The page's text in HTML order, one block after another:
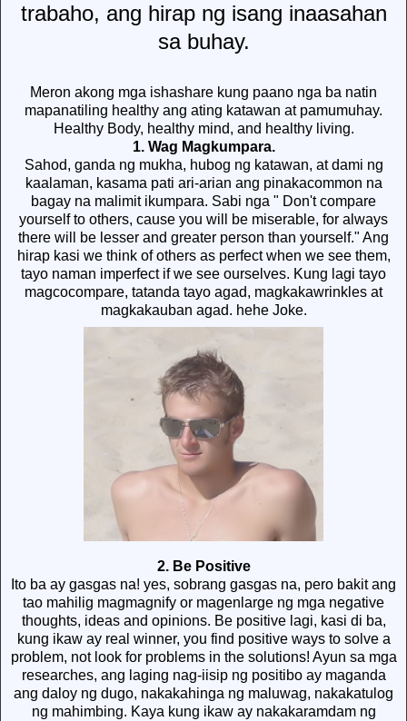
trabaho, ang hirap ng isang inaasahan
sa buhay.
Meron akong mga ishashare kung paano nga ba natin
mapanatiling healthy ang ating katawan at pamumuhay.
Healthy Body, healthy mind, and healthy living.
1. Wag Magkumpara.
Sahod, ganda ng mukha, hubog ng katawan, at dami ng
kaalaman, kasama pati ari-arian ang pinakacommon na
bagay na malimit ikumpara. Sabi nga " Don't compare
yourself to others, cause you will be miserable, for always
there will be lesser and greater person than yourself." Ang
hirap kasi we think of others as perfect when we see them,
tayo naman imperfect if we see ourselves. Kung lagi tayo
magcocompare, tatanda tayo agad, magkakawrinkles at
magkakauban agad. hehe Joke.
2. Be Positive
Ito ba ay gasgas na! yes, sobrang gasgas na, pero bakit ang
tao mahilig magmagnify or magenlarge ng mga negative
thoughts, ideas and opinions. Be positive lagi, kasi di ba,
kung ikaw ay real winner, you find positive ways to solve a
problem, not look for problems in the solutions! Ayun sa mga
researches, ang laging nag-iisip ng positibo ay maganda
ang daloy ng dugo, nakakahinga ng maluwag, nakakatulog
ng mahimbing. Kaya kung ikaw ay nakakaramdam ng